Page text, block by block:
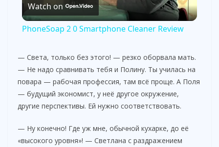
l
y
V
i
Watch on
PhoneSoap 2 0 Smartphone Cleaner Review
— Света, только без этого! — резко оборвала мать.
— Не надо сравнивать тебя и Полину. Ты училась на
повара — рабочая профессия, там всё проще. А Поля
— будущий экономист, у неё другое окружение,
другие перспективы. Ей нужно соответствовать.
— Ну конечно! Где уж мне, обычной кухарке, до её
«высокого уровня»! — Светлана с раздражением